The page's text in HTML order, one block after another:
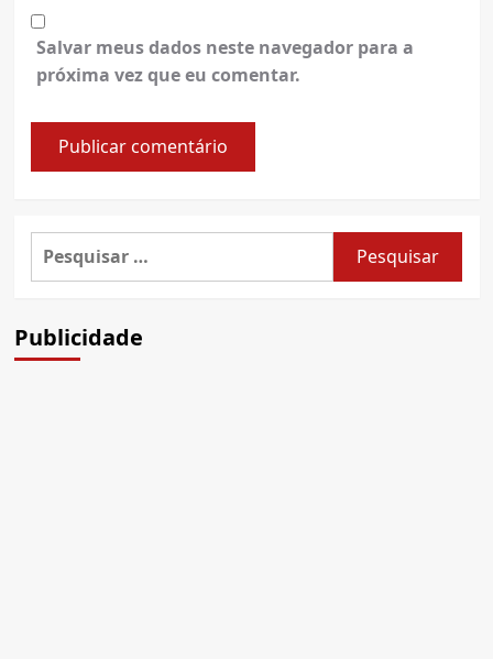
Salvar meus dados neste navegador para a
próxima vez que eu comentar.
Pesquisar
por:
Publicidade